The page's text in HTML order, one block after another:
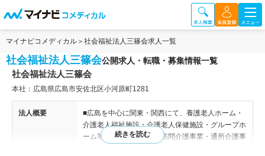
マイナビコメディカル 社会福祉法人三篠会求人一覧
社会福祉法人三篠会公開求人・転職・募集情報一覧
社会福祉法人三篠会
本社：広島県広島市安佐北区小河原町1281
法人概要
■広島を中心に関東・関西にて、養護老人ホーム・
介護老人福祉施設・介護老人保健施設・グループホ
ーム等の施設サービス、訪問介護事業・通所介護事